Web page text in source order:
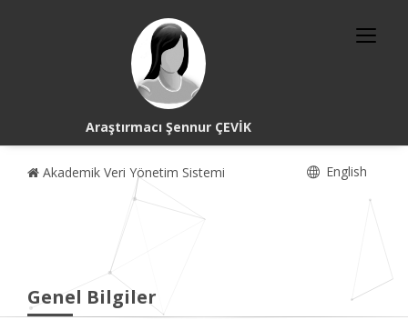
Araştırmacı Şennur ÇEVİK
Akademik Veri Yönetim Sistemi English
Genel Bilgiler